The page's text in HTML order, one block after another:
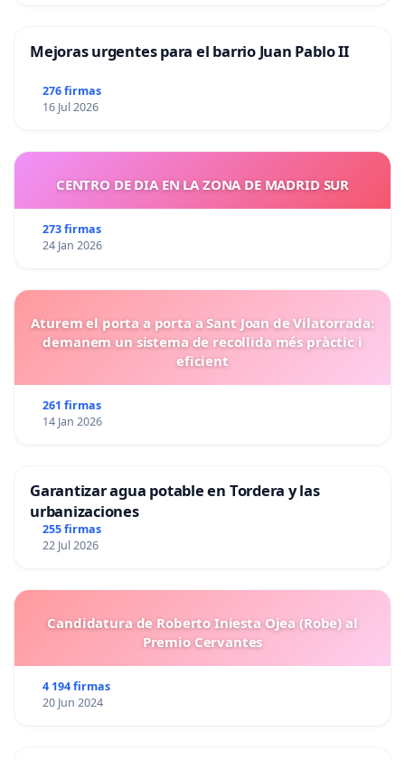
Mejoras urgentes para el barrio Juan Pablo II
276 firmas
16 Jul 2026
CENTRO DE DIA EN LA ZONA DE MADRID SUR
273 firmas
24 Jan 2026
Aturem el porta a porta a Sant Joan de Vilatorrada:
demanem un sistema de recollida més pràctic i
eficient
261 firmas
14 Jan 2026
Garantizar agua potable en Tordera y las
urbanizaciones
255 firmas
22 Jul 2026
Candidatura de Roberto Iniesta Ojea (Robe) al
Premio Cervantes
4 194 firmas
20 Jun 2024